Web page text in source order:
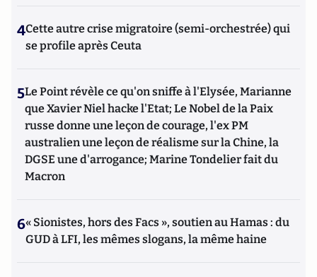
4Cette autre crise migratoire (semi-orchestrée) qui
se profile après Ceuta
5Le Point révèle ce qu'on sniffe à l'Elysée, Marianne
que Xavier Niel hacke l'Etat; Le Nobel de la Paix
russe donne une leçon de courage, l'ex PM
australien une leçon de réalisme sur la Chine, la
DGSE une d'arrogance; Marine Tondelier fait du
Macron
6« Sionistes, hors des Facs », soutien au Hamas : du
GUD à LFI, les mêmes slogans, la même haine